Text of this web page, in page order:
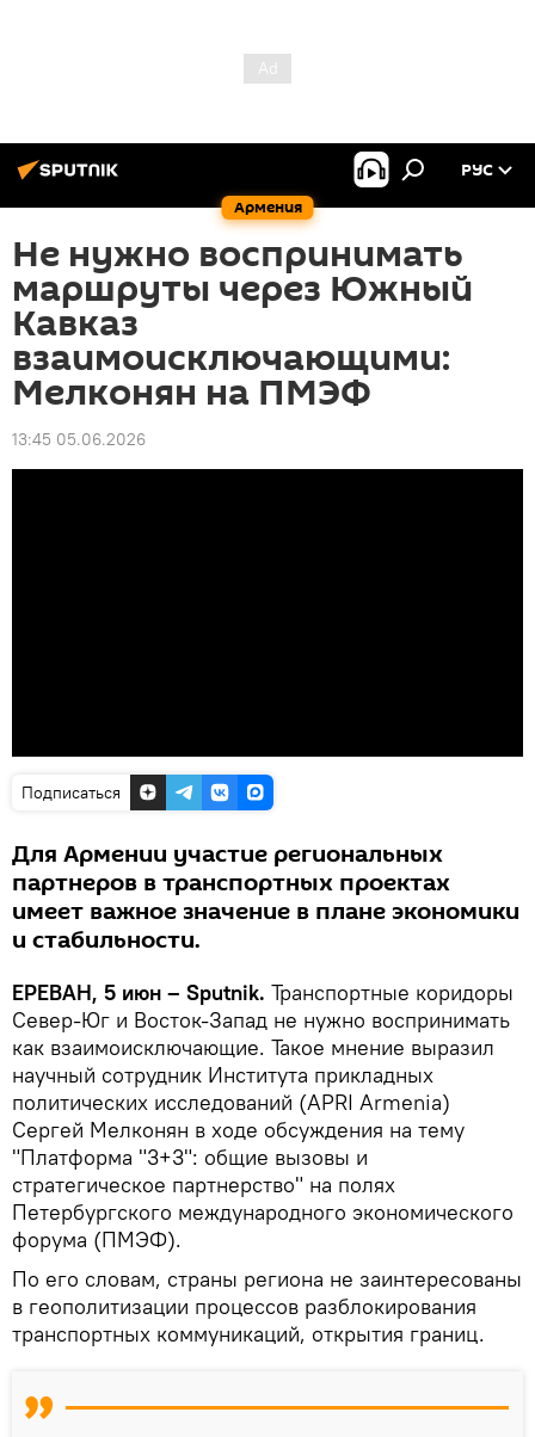
Армения
РУС
Не нужно воспринимать
маршруты через Южный
Кавказ
взаимоисключающими:
Мелконян на ПМЭФ
13:45 05.06.2026
Подписаться
Для Армении участие региональных
партнеров в транспортных проектах
имеет важное значение в плане экономики
и стабильности.
ЕРЕВАН, 5 июн – Sputnik. Транспортные коридоры
Север-Юг и Восток-Запад не нужно воспринимать
как взаимоисключающие. Такое мнение выразил
научный сотрудник Института прикладных
политических исследований (APRI Armenia)
Сергей Мелконян в ходе обсуждения на тему
"Платформа "3+3": общие вызовы и
стратегическое партнерство" на полях
Петербургского международного экономического
форума (ПМЭФ).
По его словам, страны региона не заинтересованы
в геополитизации процессов разблокирования
транспортных коммуникаций, открытия границ.